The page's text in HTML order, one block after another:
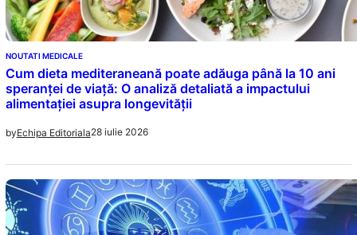
NOUTATI MEDICALE
Cum dieta mediteraneană poate adăuga până la 10 ani
speranței de viață: O analiză detaliată a impactului
alimentației asupra longevității
byEchipa Editoriala28 iulie 2026